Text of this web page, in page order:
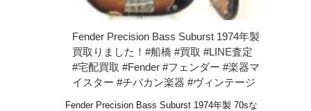
Fender Precision Bass Suburst 1974年製
買取りました！#船橋 #買取 #LINE査定
#宅配買取 #Fender #フェンダー #楽器マ
イスター #チバカン楽器 #ヴィンテージ
Fender Precision Bass Suburst 1974年製 70sな